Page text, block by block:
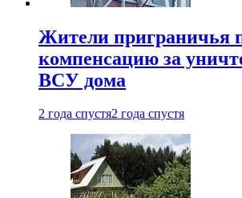
Жители приграничья
компенсацию за
ВСУ дома
2 года спустя2 года спустя